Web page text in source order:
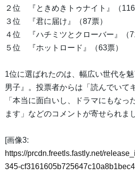
２位 『ときめきトゥナイト』（116
３位 『君に届け』（87票）
４位 『ハチミツとクローバー』（
５位 『ホットロード』（63票）
1位に選ばれたのは、幅広い世代を
男子』。投票者からは「読んでいて
「本当に面白いし、ドラマにもなっ
ます」などのコメントが寄せられま
[画像3:
https://prcdn.freetls.fastly.net/
345-